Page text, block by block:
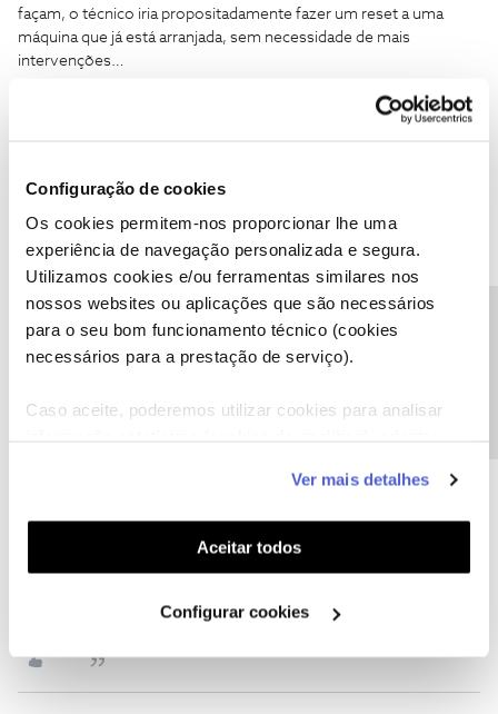
Configuração de cookies
Os cookies permitem-nos proporcionar lhe uma
experiência de navegação personalizada e segura.
Utilizamos cookies e/ou ferramentas similares nos
nossos websites ou aplicações que são necessários
para o seu bom funcionamento técnico (cookies
necessários para a prestação de serviço).
Caso aceite, poderemos utilizar cookies para analisar
funcionalidades (cookies de personalização e
funcionalidade) e adaptar anúncios aos seus interesses
(cookies de publicidade personalizada). Pode gerir a
utilização dos cookies clicando em "Configurar
Ver mais detalhes
Aceitar todos
Configurar cookies
façam, o técnico iria propositadamente fazer um reset a uma
máquina que já está arranjada, sem necessidade de mais
intervenções…
estou só a tentar mostrar o quão ridículo é essa necessidade
1 pessoa gostou
Jorge C Forum|Forum|2 years ago
@Happy Berto
Sugiro que se possível faça um backup para o google drive.
Resposta” nas soluções mais úteis. Siga o perfil para acompanhar
1 pessoa gostou